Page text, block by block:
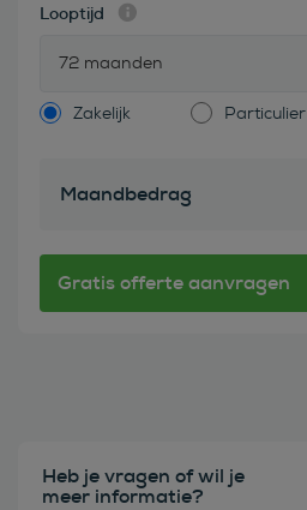
Looptijd
72 maanden
Zakelijk Particulier
Maandbedrag
Heb je vragen of wil je
meer informatie?